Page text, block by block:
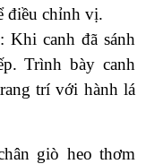
điều chỉnh vị.
Khi canh đã sánh
Trình bày canh
trí với hành lá
giò heo thơm